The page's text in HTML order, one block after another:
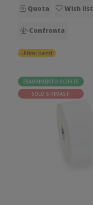
Quota Wish list
Confronta
Ultimi pezzi
ESAURIMENTO SCORTE
SOLO 6 RIMASTI